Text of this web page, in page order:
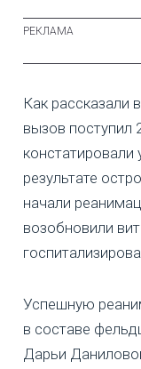
Как рассказали
вызов поступил
констатировали
результате
начали
возобновили
Успешную
в составе
Дарьи